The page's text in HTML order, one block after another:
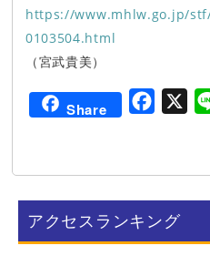
https://www.mhlw.go.jp/
0103504.html
（宮武貴美）
Share
e
b
o
アクセスランキング